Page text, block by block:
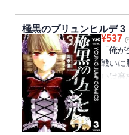
極黒のブリュンヒルデ 3
¥537 (
「俺
戦いに
いは高
妙な